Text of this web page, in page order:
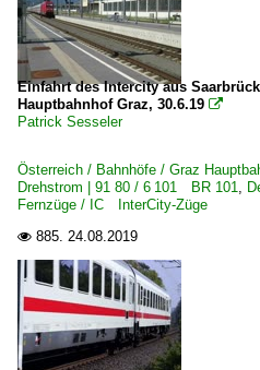
Jena (alle Bahnhöfe)
Karlsruhe Hbf ·RK·
Kassel-Wilhelmshöhe
Koblenz Hbf ·KKO·
Köln (sonstige)
Köln Messe Deutz
Konstanz
Kronach
Küps
Bahnhöfe (L - Q)
Einfahrt des Intercity aus
Hauptbahnhof Graz, 30.6.19 
Patrick Sesseler
Österreich / Bahnhöfe / Graz
Drehstrom | 91 80 / 6 101 BR 101,
Fernzüge / IC InterCity-Züge
 885. 24.08.2019